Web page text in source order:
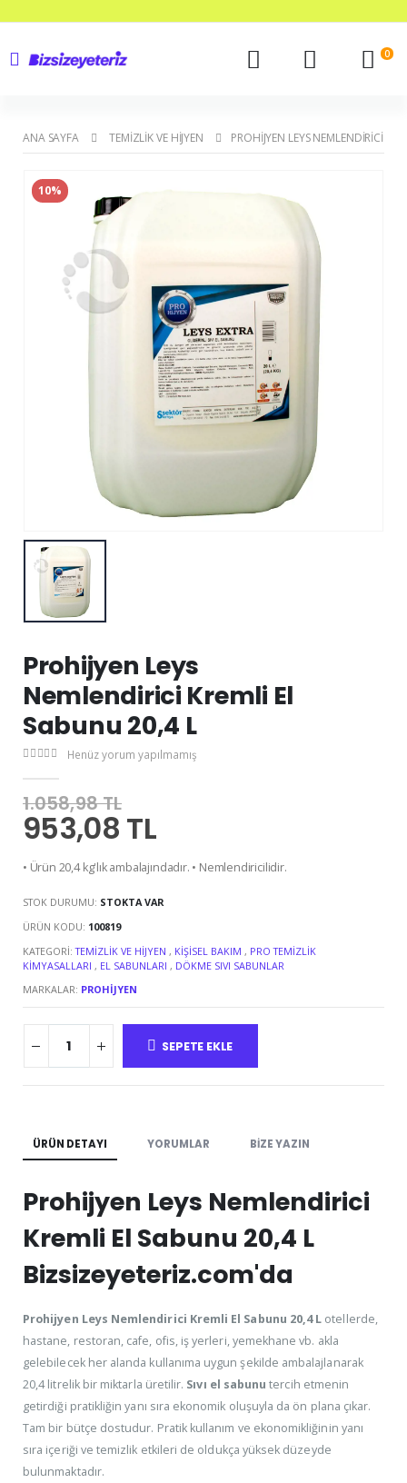
0
ANA SAYFA TEMIZLIK VE HIJYEN PROHIJYEN LEYS NEMLENDIRICI
10%
Prohijyen Leys
Nemlendirici Kremli El
Sabunu 20,4 L
Henüz yorum yapılmamış
1.058,98 TL
953,08 TL
• Ürün 20,4 kg'lık ambalajındadır. • Nemlendiricilidir.
STOK DURUMU: STOKTA VAR
ÜRÜN KODU: 100819
KATEGORI:TEMIZLIK VE HIJYEN , KIŞISEL BAKIM , PRO TEMIZLIK
KIMYASALLARI , EL SABUNLARI , DÖKME SIVI SABUNLAR
MARKALAR: PROHIJYEN
SEPETE EKLE
ÜRÜN DETAYI YORUMLAR BIZE YAZIN
Prohijyen Leys Nemlendirici
Kremli El Sabunu 20,4 L
Bizsizeyeteriz.com'da
Prohijyen Leys Nemlendirici Kremli El Sabunu 20,4 L otellerde,
hastane, restoran, cafe, ofis, iş yerleri, yemekhane vb. akla
gelebilecek her alanda kullanıma uygun şekilde ambalajlanarak
20,4 litrelik bir miktarla üretilir. Sıvı el sabunu tercih etmenin
getirdiği pratikliğin yanı sıra ekonomik oluşuyla da ön plana çıkar.
Tam bir bütçe dostudur. Pratik kullanım ve ekonomikliğinin yanı
sıra içeriği ve temizlik etkileri de oldukça yüksek düzeyde
bulunmaktadır.